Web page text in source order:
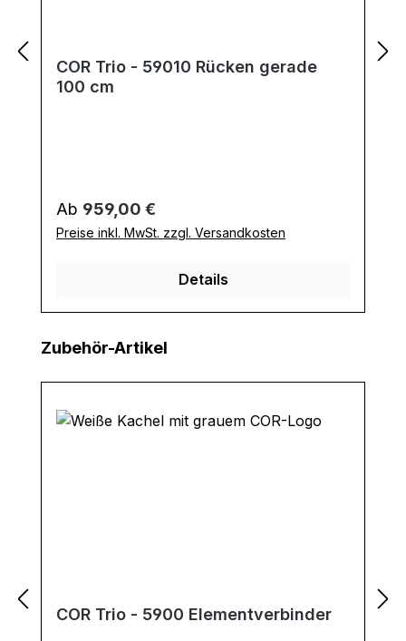
COR Trio - 59010 Rücken gerade
100 cm
Regulärer Preis:
Ab 959,00 €
Preise inkl. MwSt. zzgl. Versandkosten
Details
Produktgalerie überspringen
Zubehör-Artikel
COR Trio - 5900 Elementverbinder